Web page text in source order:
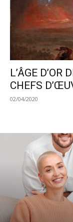
L’ÂGE D’OR
CHEFS
02/04/2020